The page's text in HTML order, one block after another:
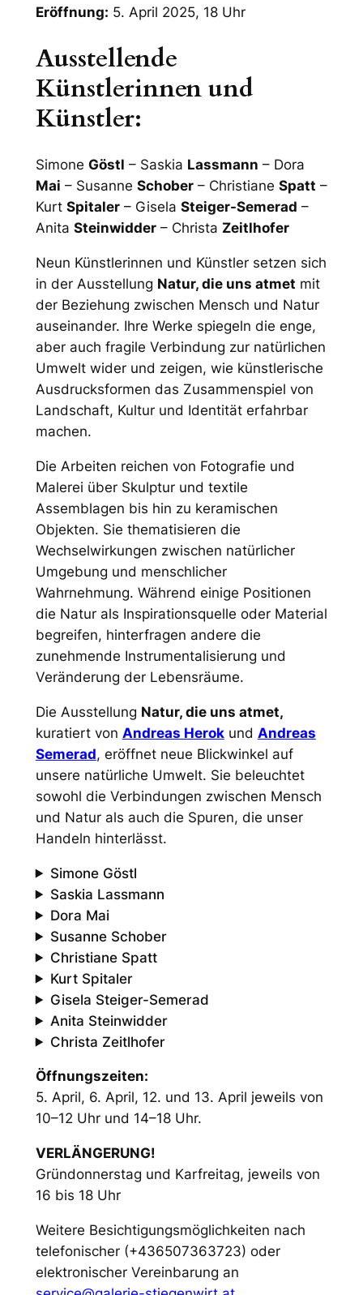
Eröffnung: 5. April 2025, 18 Uhr
Ausstellende
Künstlerinnen und
Künstler:
Simone Göstl – Saskia Lassmann – Dora
Mai – Susanne Schober– Christiane Spatt –
Kurt Spitaler– Gisela Steiger-Semerad –
Anita Steinwidder– Christa Zeitlhofer
Neun Künstlerinnen und Künstler setzen sich
in der Ausstellung Natur, die uns atmet mit
der Beziehung zwischen Mensch und Natur
auseinander. Ihre Werke spiegeln die enge,
aber auch fragile Verbindung zur natürlichen
Umwelt wider und zeigen, wie künstlerische
Ausdrucksformen das Zusammenspiel von
Landschaft, Kultur und Identität erfahrbar
machen.
Die Arbeiten reichen von Fotografie und
Malerei über Skulptur und textile
Assemblagen bis hin zu keramischen
Objekten. Sie thematisieren die
Wechselwirkungen zwischen natürlicher
Umgebung und menschlicher
Wahrnehmung. Während einige Positionen
die Natur als Inspirationsquelle oder Material
begreifen, hinterfragen andere die
zunehmende Instrumentalisierung und
Veränderung der Lebensräume.
Die Ausstellung Natur, die uns atmet,
kuratiert von Andreas Herokund Andreas
Semerad, eröffnet neue Blickwinkel auf
unsere natürliche Umwelt. Sie beleuchtet
sowohl die Verbindungen zwischen Mensch
und Natur als auch die Spuren, die unser
Handeln hinterlässt.
Simone Göstl
Saskia Lassmann
Dora Mai
Susanne Schober
Christiane Spatt
Kurt Spitaler
Gisela Steiger-Semerad
Anita Steinwidder
Christa Zeitlhofer
Öffnungszeiten:
5. April, 6. April, 12. und 13. April jeweils von
10–12 Uhr und 14–18 Uhr.
VERLÄNGERUNG!
Gründonnerstag und Karfreitag, jeweils von
16 bis 18 Uhr
Weitere Besichtigungsmöglichkeiten nach
telefonischer (+436507363723) oder
elektronischer Vereinbarung an